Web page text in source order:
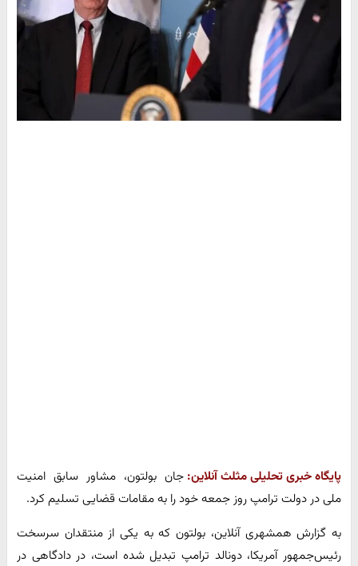
پایگاه خبری تحلیلی مثلث آنلاین: جان بولتون، مشاور سابق امنیت
ملی در دولت ترامپ روز جمعه خود را به مقامات قضایی تسلیم کرد.
به گزارش همشهری آنلاین، بولتون که به یکی از منتقدان سرسخت
رئیس‌جمهور آمریکا، دونالد ترامپ تبدیل شده است، در دادگاهی در